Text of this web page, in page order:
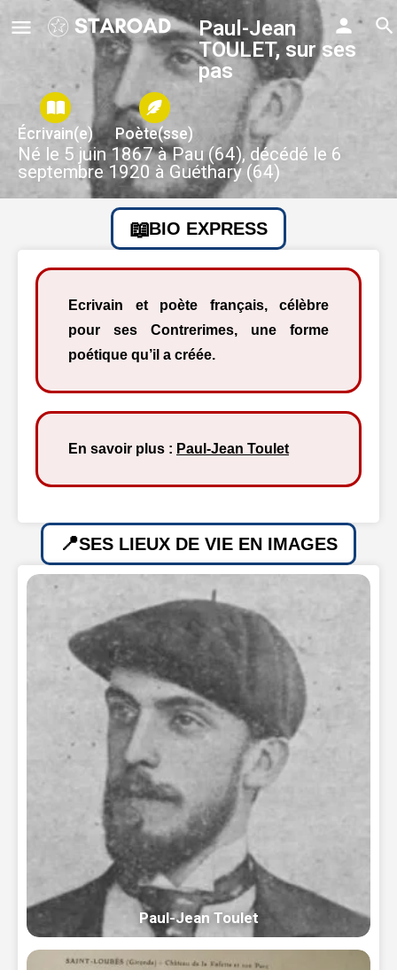
Paul-Jean
TOULET, sur ses
pas
Écrivain(e) Poète(sse)
Né le 5 juin 1867 à Pau (64), décédé le 6
septembre 1920 à Guéthary (64)
BIO EXPRESS
Ecrivain et poète français, célèbre
pour ses Contrerimes, une forme
poétique qu’il a créée.
En savoir plus : Paul-Jean Toulet
SES LIEUX DE VIE EN IMAGES
Paul-Jean Toulet